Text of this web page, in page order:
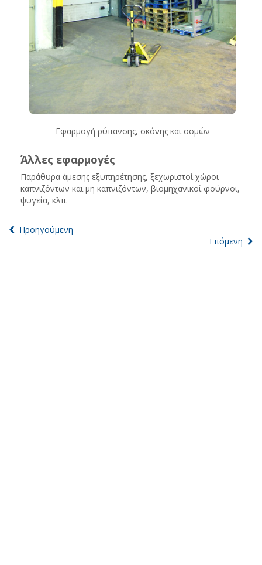
Εφαρμογή ρύπανσης, σκόνης και οσμών
Άλλες εφαρμογές
Παράθυρα άμεσης εξυπηρέτησης, ξεχωριστοί χώροι
καπνιζόντων και μη καπνιζόντων, βιομηχανικοί φούρνοι,
ψυγεία, κλπ.
Προηγούμενη
Επόμενη